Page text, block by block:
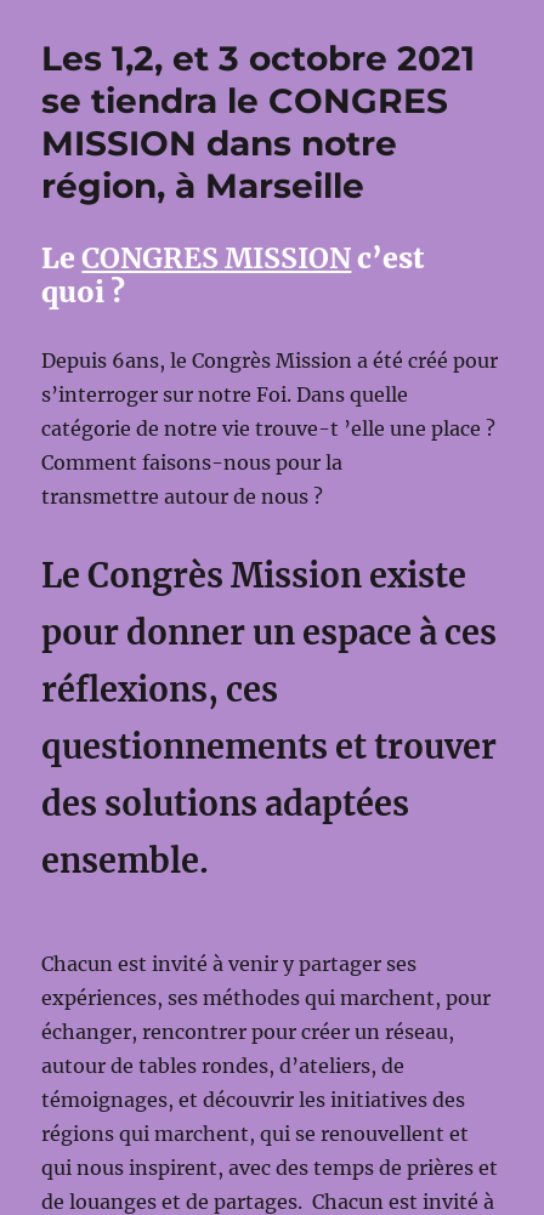
Les 1,2, et 3 octobre 2021
se tiendra le CONGRES
MISSION dans notre
région, à Marseille
LeCONGRES MISSIONc’est
quoi ?
Depuis 6ans, le Congrès Mission a été créé pour
s’interroger sur notre Foi. Dans quelle
catégorie de notre vie trouve-t ’elle une place ?
Comment faisons-nous pour la
transmettre autour de nous ?
Le Congrès Mission existe
pour donner un espace à ces
réflexions, ces
questionnements et trouver
des solutions adaptées
ensemble.
Chacun est invité à venir y partager ses
expériences, ses méthodes qui marchent, pour
échanger, rencontrer pour créer un réseau,
autour de tables rondes, d’ateliers, de
témoignages, et découvrir les initiatives des
régions qui marchent, qui se renouvellent et
qui nous inspirent, avec des temps de prières et
de louanges et de partages. Chacun est invité à